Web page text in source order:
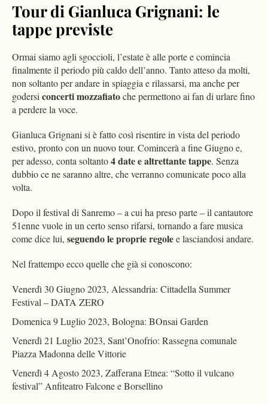
Tour di Gianluca Grignani: le
tappe previste
Ormai siamo agli sgoccioli, l’estate è alle porte e comincia
finalmente il periodo più caldo dell’anno. Tanto atteso da molti,
non soltanto per andare in spiaggia e rilassarsi, ma anche per
godersiconcerti mozzafiatoche permettono ai fan di urlare fino
a perdere la voce.
Gianluca Grignani si è fatto così risentire in vista del periodo
estivo, pronto con un nuovo tour. Comincerà a fine Giugno e,
per adesso, conta soltanto4 date e altrettante tappe. Senza
dubbio ce ne saranno altre, che verranno comunicate poco alla
volta.
Dopo il festival di Sanremo – a cui ha preso parte – il cantautore
51enne vuole in un certo senso rifarsi, tornando a fare musica
come dice lui, seguendo le proprie regolee lasciandosi andare.
Nel frattempo ecco quelle che già si conoscono:
Venerdì 30 Giugno 2023, Alessandria: Cittadella Summer
Festival – DATA ZERO
Domenica 9 Luglio 2023, Bologna: BOnsai Garden
Venerdì 21 Luglio 2023, Sant’Onofrio: Rassegna comunale
Piazza Madonna delle Vittorie
Venerdì 4 Agosto 2023, Zafferana Etnea: “Sotto il vulcano
festival” Anfiteatro Falcone e Borsellino